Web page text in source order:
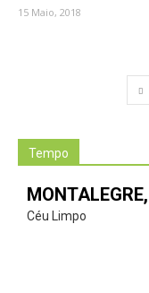
15 Maio, 2018
Tempo
Céu Limpo